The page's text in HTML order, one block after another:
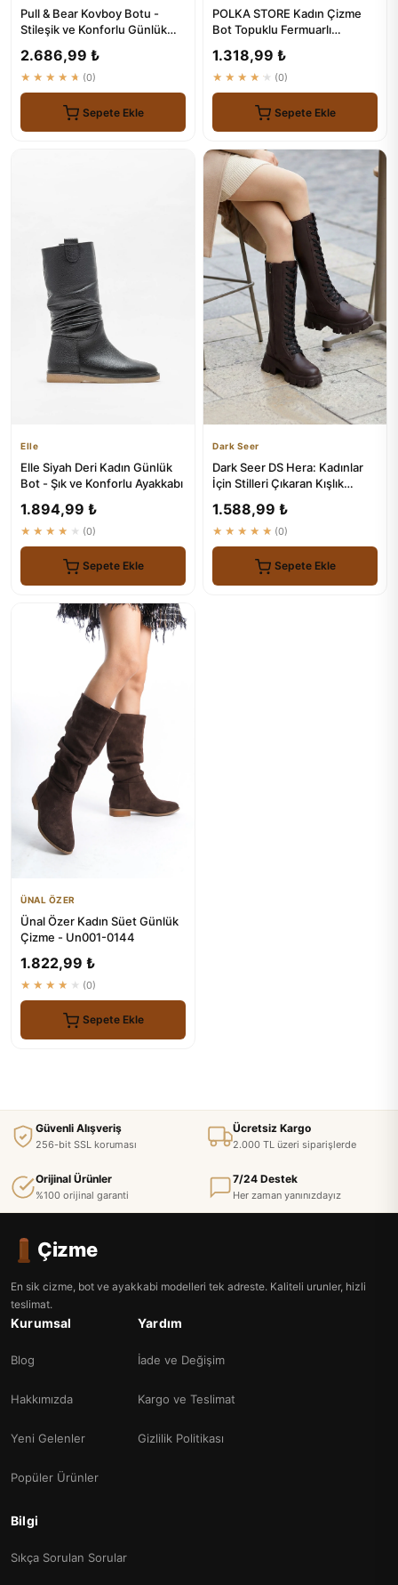
Pull & Bear Kovboy Botu -
Stileşik ve Konforlu Günlük
2.686,99 ₺
★★★★★ (0)
Sepete Ekle
POLKA STORE Kadın Çizme
Bot Topuklu Fermuarlı
1.318,99 ₺
★★★★★ (0)
Sepete Ekle
Elle
Elle Siyah Deri Kadın Günlük
Bot - Şık ve Konforlu Ayakkabı
1.894,99 ₺
★★★★★ (0)
Sepete Ekle
Dark Seer
Dark Seer DS Hera: Kadınlar
İçin Stilleri Çıkaran Kışlık
1.588,99 ₺
★★★★★ (0)
Sepete Ekle
ÜNAL ÖZER
Ünal Özer Kadın Süet Günlük
Çizme - Un001-0144
1.822,99 ₺
★★★★★ (0)
Sepete Ekle
Güvenli Alışveriş
256-bit SSL koruması
Ücretsiz Kargo
2.000 TL üzeri siparişlerde
Orijinal Ürünler
%100 orijinal garanti
7/24 Destek
Her zaman yanınızdayız
Çizme
En sik cizme, bot ve ayakkabi modelleri tek adreste. Kaliteli urunler, hizli
teslimat.
Kurumsal
Blog
Hakkımızda
Yeni Gelenler
Popüler Ürünler
Yardım
İade ve Değişim
Kargo ve Teslimat
Gizlilik Politikası
Bilgi
Sıkça Sorulan Sorular